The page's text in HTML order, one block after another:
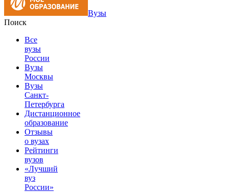
Вузы
Поиск
Все
вузы
России
Вузы
Москвы
Вузы
Санкт-
Петербурга
Дистанционное
образование
Отзывы
о вузах
Рейтинги
вузов
«Лучший
вуз
России»